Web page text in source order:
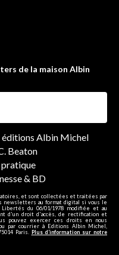
de la maison Albin
éditions Albin Michel
Beaton
pratique
& BD
et sont collectées et traitées par
newsletters au format digital si vous le
du 06/01/1978 modifiée et au
d'un droit d'accès, de rectification et
pouvez exercer ces droits en nous
par courrier à Editions Albin Michel,
Paris. Plus d’information sur notre